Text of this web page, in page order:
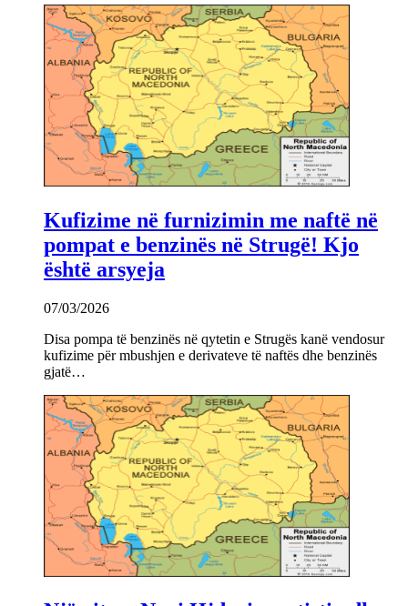
Kufizime në furnizimin me naftë në
pompat e benzinës në Strugë! Kjo
është arsyeja
07/03/2026
Disa pompa të benzinës në qytetin e Strugës kanë vendosur
kufizime për mbushjen e derivateve të naftës dhe benzinës
gjatë…